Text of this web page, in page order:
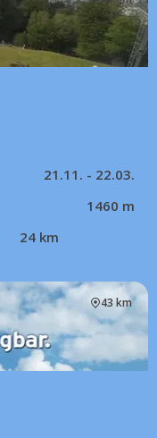
21.11. - 22.03.
1460 m
24 km
43 km